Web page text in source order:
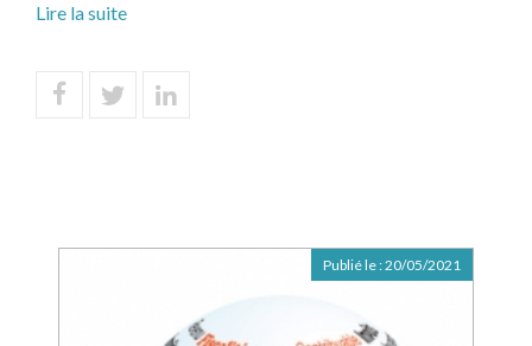
Lire la suite
Publié le :20/05/2021